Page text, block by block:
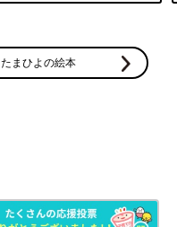
たまひよの絵本